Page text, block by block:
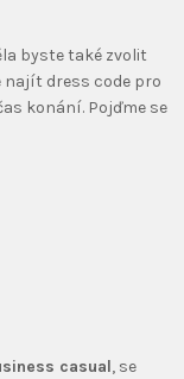
byste také zvolit
najít dress code pro
konání. Pojďme se
casual, se